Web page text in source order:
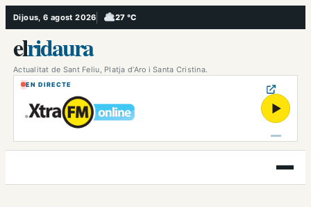
Vés
al
contingut
Dijous, 6 agost 2026 27 °C
, Ennuvolat
elridaura
Actualitat de Sant Feliu, Platja d’Aro i Santa Cristina.
EN DIRECTE
▶
Obre
el